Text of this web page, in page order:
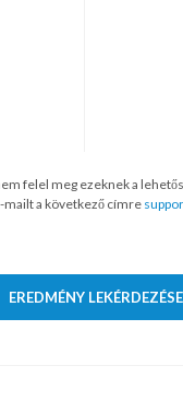
felel meg ezeknek a
a következő címre
EREDMÉNY LEKÉRDEZÉSE